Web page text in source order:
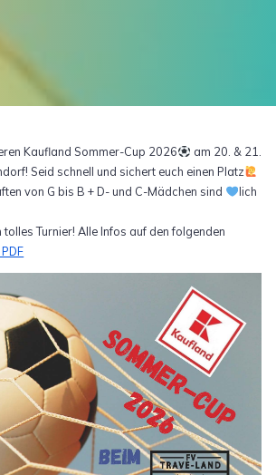
Kaufland Sommer-Cup 2026
am 20. & 21.
Seid schnell und sichert euch einen Platz
von G bis B + D- und C-Mädchen sind
lich
Turnier! Alle Infos auf den folgenden